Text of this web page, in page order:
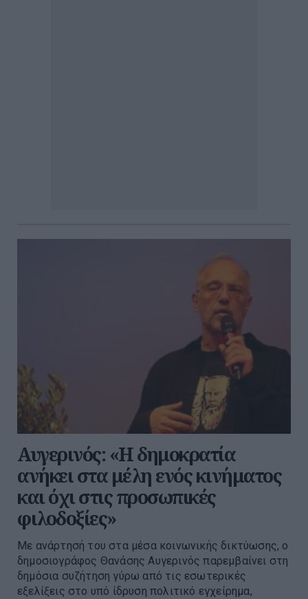
Αυγερινός: «Η δημοκρατία
ανήκει στα μέλη ενός κινήματος
και όχι στις προσωπικές
φιλοδοξίες»
Με ανάρτησή του στα μέσα κοινωνικής δικτύωσης, ο
δημοσιογράφος Θανάσης Αυγερινός παρεμβαίνει στη
δημόσια συζήτηση γύρω από τις εσωτερικές
εξελίξεις στο υπό ίδρυση πολιτικό εγχείρημα,